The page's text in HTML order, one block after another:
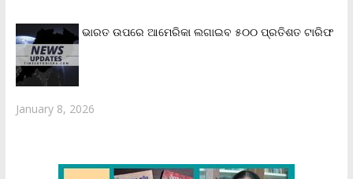
ଭାରତ ଉପରେ ଆମେରିକା ଲଗାଇବ ୫୦୦ ପ୍ରତିଶତ ଟାରିଫ
January 8, 2026